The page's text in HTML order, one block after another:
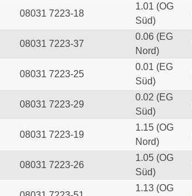
08031 7223-18
1.01 (OG
Süd)
08031 7223-37
0.06 (EG
Nord)
08031 7223-25
0.01 (EG
Süd)
08031 7223-29
0.02 (EG
Süd)
08031 7223-19
1.15 (OG
Nord)
08031 7223-26
1.05 (OG
Süd)
1.13 (OG